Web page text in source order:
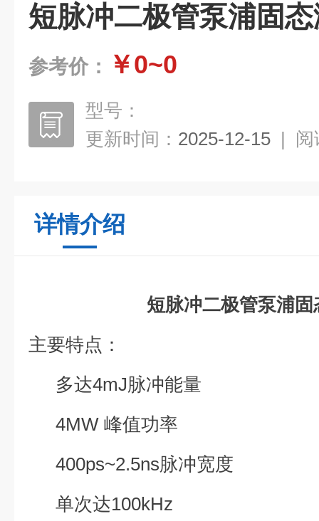
短脉冲二极管泵浦固
参考价： ￥0~0
型号：
更新时间： 2025-12-15 | 阅
详情介绍
短脉冲二极管泵浦固
主要特点：
多达4mJ脉冲能量
4MW 峰值功率
400ps~2.5ns脉冲宽度
单次达100kHz